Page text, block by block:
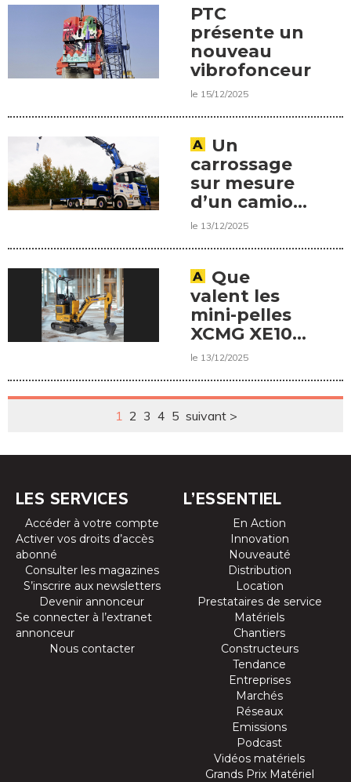
PTC
présente un
nouveau
vibrofonceur
le 15/12/2025
Un
carrossage
sur mesure
d’un camion
signé Miltra
le 13/12/2025
Que
valent les
mini-pelles
XCMG XE10E
et XE27E ?
le 13/12/2025
1 2 3 4 5 suivant >
LES SERVICES
Accéder à votre compte
Activer vos droits d’accès
abonné
Consulter les magazines
S’inscrire aux newsletters
Devenir annonceur
Se connecter à l’extranet
annonceur
Nous contacter
L’ESSENTIEL
En Action
Innovation
Nouveauté
Distribution
Location
Prestataires de service
Matériels
Chantiers
Constructeurs
Tendance
Entreprises
Marchés
Réseaux
Emissions
Podcast
Vidéos matériels
Grands Prix Matériel